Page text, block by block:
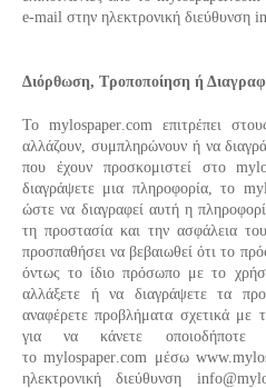
e-mail στην ηλεκτρονική διεύθυνση
Διόρθωση, Τροποποίηση ή
Το mylospaper.com επιτρέπει
αλλάζουν, συμπληρώνουν ή να
που έχουν προσκομιστεί στο
διαγράψετε μια πληροφορία, το
ώστε να διαγραφεί αυτή η
τη προστασία και την ασφάλεια
προσπαθήσει να βεβαιωθεί ότι το
όντως το ίδιο πρόσωπο με το
αλλάξετε ή να διαγράψετε τα
αναφέρετε προβλήματα σχετικά με
για να κάνετε οποιοδήποτε
τοmylospaper.com μέσω www.
ηλεκτρονική διεύθυνση info@